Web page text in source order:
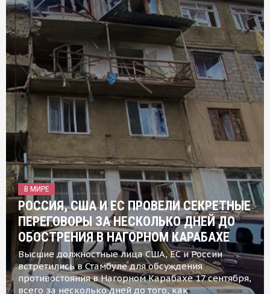
В МИРЕ
РОССИЯ, США И ЕС ПРОВЕЛИ СЕКРЕТНЫЕ
ПЕРЕГОВОРЫ ЗА НЕСКОЛЬКО ДНЕЙ ДО
ОБОСТРЕНИЯ В НАГОРНОМ КАРАБАХЕ
Высшие должностные лица США, ЕС и России
встретились в Стамбуле для обсуждения
противостояния в Нагорном Карабахе 17 сентября,
всего за несколько дней до того, как